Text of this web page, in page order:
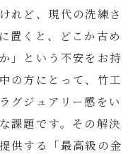
れど、現代の洗練さ
置くと、どこか古め
」という不安をお持
の方にとって、竹工
グジュアリー感をい
課題です。その解決
供する「最高級の金